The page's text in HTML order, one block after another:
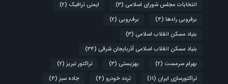
انتخابات مجلس شورای اسلامی (3) ایمنی ترافیک (2)
برفروبی راه‌ها (4) برف‌روبی (2)
بنیاد مسکن انقلاب اسلامی (3)
بنیاد مسکن انقلاب اسلامی آذربایجان شرقی (34)
بهرام سرمست (2) بهزیستی (3) تراکتور تبریز (2)
تراکتورسازی ایران (11) تردد خودرو (4) جاده سبز (4)